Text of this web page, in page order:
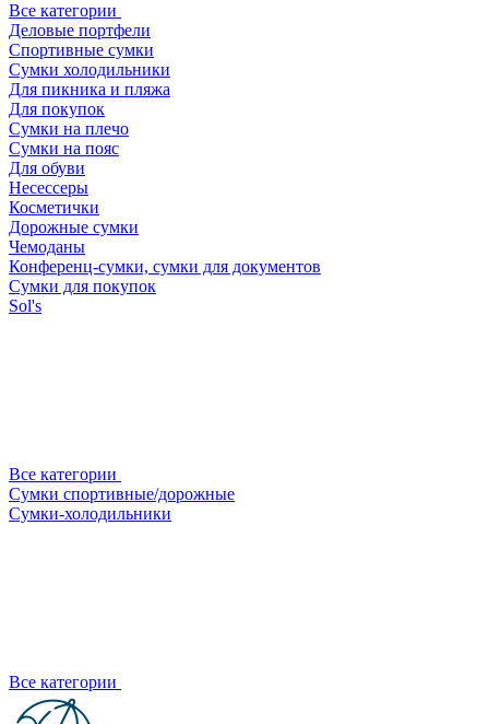
Все категории
Деловые портфели
Спортивные сумки
Сумки холодильники
Для пикника и пляжа
Для покупок
Сумки на плечо
Сумки на пояс
Для обуви
Несессеры
Косметички
Дорожные сумки
Чемоданы
Конференц-сумки, сумки для документов
Сумки для покупок
Sol's
Все категории
Сумки спортивные/дорожные
Сумки-холодильники
Все категории